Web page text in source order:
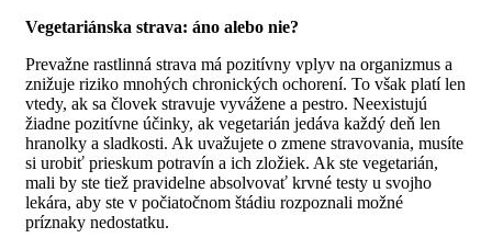
Vegetariánska strava: áno alebo nie?
Prevažne rastlinná strava má pozitívny vplyv na organizmus a
znižuje riziko mnohých chronických ochorení. To však platí len
vtedy, ak sa človek stravuje vyvážene a pestro. Neexistujú
žiadne pozitívne účinky, ak vegetarián jedáva každý deň len
hranolky a sladkosti. Ak uvažujete o zmene stravovania, musíte
si urobiť prieskum potravín a ich zložiek. Ak ste vegetarián,
mali by ste tiež pravidelne absolvovať krvné testy u svojho
lekára, aby ste v počiatočnom štádiu rozpoznali možné
príznaky nedostatku.